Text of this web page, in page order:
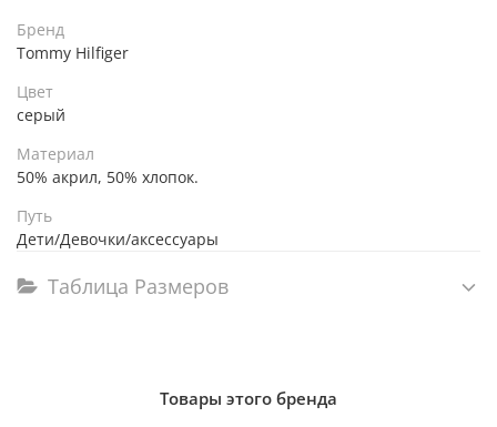
Бренд
Tommy Hilfiger
Цвет
серый
Материал
50% акрил, 50% хлопок.
Путь
Дети/Девочки/аксессуары
Таблица Размеров
Товары этого бренда